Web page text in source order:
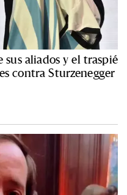
aliados y el traspié
contra Sturzenegger